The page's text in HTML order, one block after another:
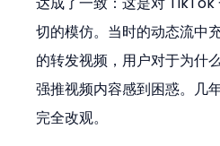
切的模仿。当时的动态流中
的转发视频，用户对于为什
强推视频内容感到困惑。几
完全改观。